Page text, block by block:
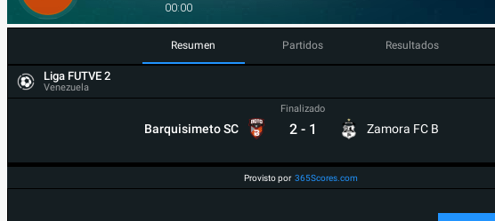
Resumen Partidos Resultados
Liga FUTVE 2
Venezuela
Barquisimeto SC
Finalizado
2 - 1 Zamora FC B
Provisto por 365Scores.com